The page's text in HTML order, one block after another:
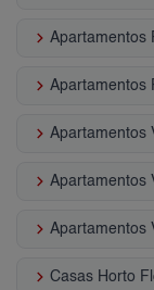
keyboard_arrow_right Apartamentos
keyboard_arrow_right Apartamentos
keyboard_arrow_right Apartamentos
keyboard_arrow_right Apartamentos
keyboard_arrow_right Apartamentos
keyboard_arrow_right Casas Horto